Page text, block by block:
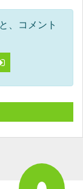
、コメント